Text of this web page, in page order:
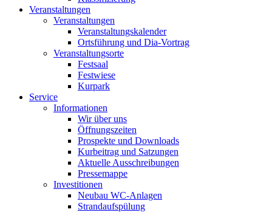
Veranstaltungen
Veranstaltungen
Veranstaltungskalender
Ortsführung und Dia-Vortrag
Veranstaltungsorte
Festsaal
Festwiese
Kurpark
Service
Informationen
Wir über uns
Öffnungszeiten
Prospekte und Downloads
Kurbeitrag und Satzungen
Aktuelle Ausschreibungen
Pressemappe
Investitionen
Neubau WC-Anlagen
Strandaufspülung